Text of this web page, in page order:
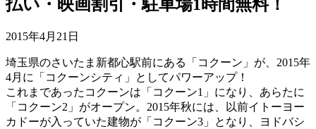
払い・映画割引・駐車場1時間無料！
2015年4月21日
埼玉県のさいたま新都心駅前にある「コクーン」が、2015年
4月に「コクーンシティ」としてパワーアップ！
これまであったコクーンは「コクーン1」になり、あらたに
「コクーン2」がオープン。2015年秋には、以前イトーヨー
カドーが入っていた建物が「コクーン3」となり、ヨドバシ